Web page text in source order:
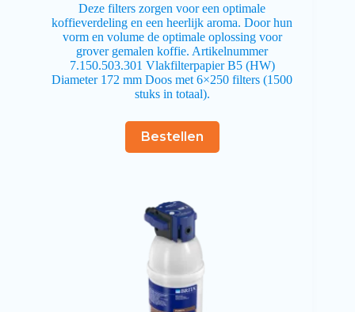
Deze filters zorgen voor een optimale
koffieverdeling en een heerlijk aroma. Door hun
vorm en volume de optimale oplossing voor
grover gemalen koffie. Artikelnummer
7.150.503.301 Vlakfilterpapier B5 (HW)
Diameter 172 mm Doos met 6×250 filters (1500
stuks in totaal).
Bestellen